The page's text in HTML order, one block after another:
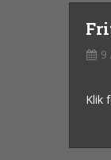
9
Klik